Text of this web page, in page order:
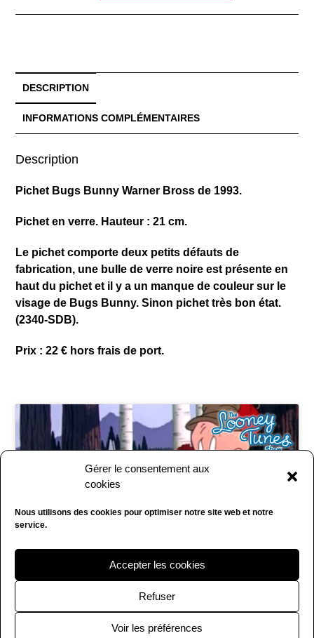
Gérer le consentement aux
cookies
Nous utilisons des cookies pour optimiser notre site web et notre
service.
Accepter les cookies
Refuser
Voir les préférences
DESCRIPTION
INFORMATIONS COMPLÉMENTAIRES
Description
Pichet Bugs Bunny Warner Bross de 1993.
Pichet en verre. Hauteur : 21 cm.
Le pichet comporte deux petits défauts de
fabrication, une bulle de verre noire est présente en
haut du pichet et il y a un manque de couleur sur le
visage de Bugs Bunny. Sinon pichet très bon état.
(2340-SDB).
Prix : 22 € hors frais de port.
Cliquez pour accepter les cookies
marketing et activer ce contenu
Copyright La Fouine CHINE 2020